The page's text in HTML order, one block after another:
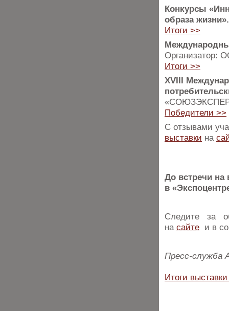
Конкурсы
образа
Итоги >>
Организатор:
Итоги >>
XVIII
Победители >>
С отзывами
выставки на
До встречи на
в
Следите за
на сайте и в
Пресс-служба
Итоги